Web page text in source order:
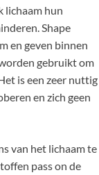
lichaam hun
Shape
en geven binnen
gebruikt om
is een zeer nuttig
en zich geen
van het lichaam te
pass on de